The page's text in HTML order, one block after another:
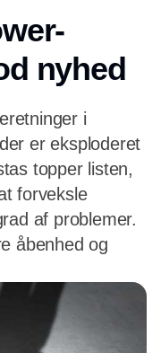
nyhed
i
er eksploderet
topper listen,
forveksle
af problemer.
åbenhed og